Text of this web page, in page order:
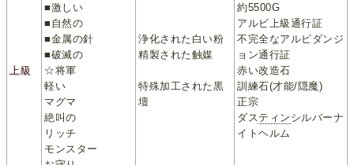
上級
■激しい
■自然の
■金属の針
■破滅の
☆将軍
軽い
マグマ
絶叫の
リッチ
モンスター
浄化された白い粉
精製された触媒
特殊加工された黒
壇
約5500G
アルビ上級通行証
不完全なアルビダンジ
ョン通行証
赤い改造石
訓練石(才能/隠魔)
正宗
ダスティン シルバーナ
イトヘルム